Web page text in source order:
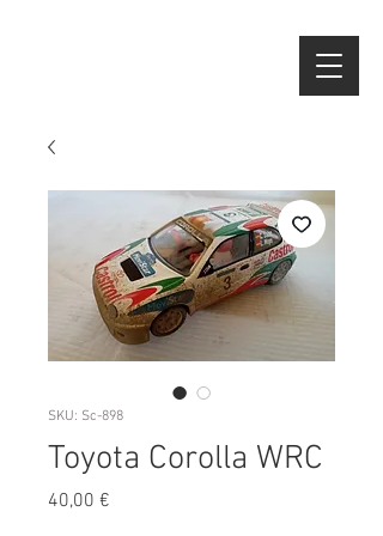
SKU: Sc-898
Toyota Corolla WRC
40,00 €